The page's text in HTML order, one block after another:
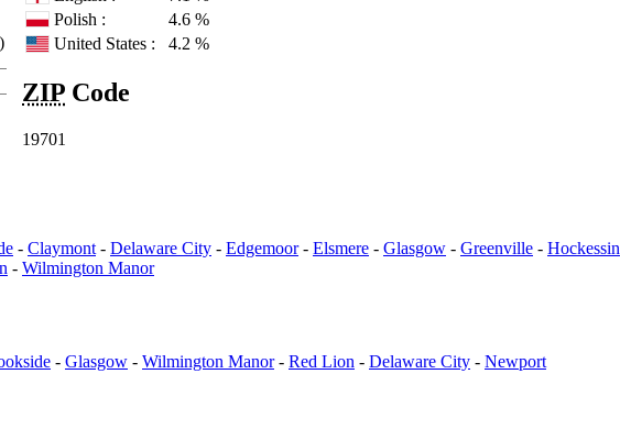
Polish :
4.6 %
United States :
4.2 %
ZIP Code
19701
- Claymont - Delaware City - Edgemoor- Elsmere - Glasgow - Greenville - Hockessin
- Wilmington Manor
- Glasgow - Wilmington Manor- Red Lion - Delaware City - Newport